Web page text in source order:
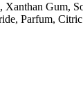
Parfum,